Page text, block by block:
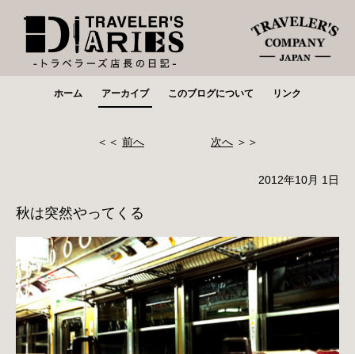
ホーム アーカイブ このブログについて リンク
＜＜ 前へ 次へ ＞＞
2012年10月 1日
秋は突然やってくる